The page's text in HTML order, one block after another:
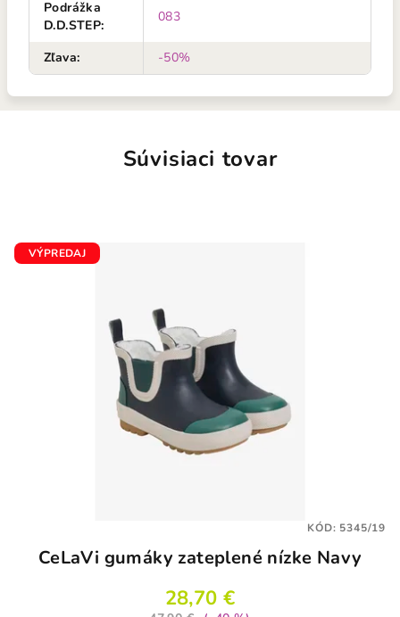
Podrážka
D.D.STEP:
083
Zľava: -50%
Súvisiaci tovar
VÝPREDAJ
CeLaVi gumáky zateplené nízke Navy
28,70 €
KÓD: 5345/19